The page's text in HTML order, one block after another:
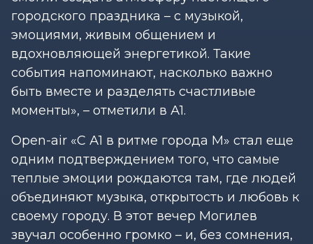
городского праздника – с музыкой,
эмоциями, живым общением и
вдохновляющей энергетикой. Такие
события напоминают, насколько важно
быть вместе и разделять счастливые
моменты», – отметили в А1.
Open-air «С А1 в ритме города М» стал еще
одним подтверждением того, что самые
теплые эмоции рождаются там, где людей
объединяют музыка, открытость и любовь к
своему городу. В этот вечер Могилев
звучал особенно громко – и, без сомнения,